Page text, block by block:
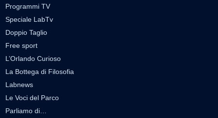
Programmi TV
Speciale LabTv
Doppio Taglio
Free sport
L’Orlando Curioso
La Bottega di Filosofia
Labnews
Le Voci del Parco
Parliamo di…